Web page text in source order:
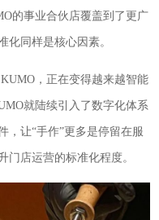
事业合伙店覆盖到了更广
化同样是核心因素。
，正在变得越来越智能
就陆续引入了数字化体系
，让“手作”更多是停留在服
门店运营的标准化程度。